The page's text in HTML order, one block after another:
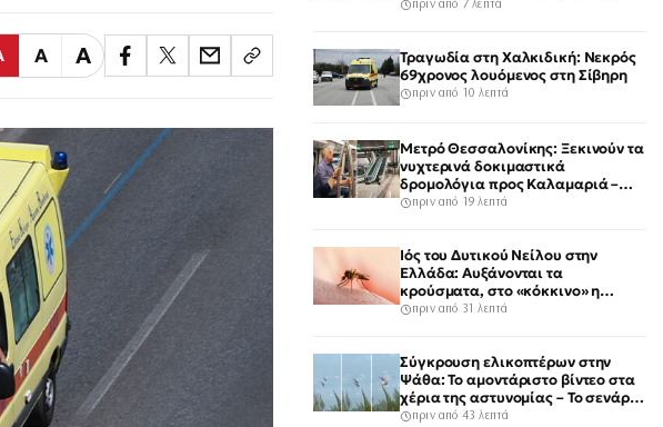
Α Α
τον πανικό
πριν από 7 λεπτά
Τραγωδία στη Χαλκιδική: Νεκρός
69χρονος λουόμενος στη Σίβηρη
πριν από 10 λεπτά
Μετρό Θεσσαλονίκης: Ξεκινούν τα
νυχτερινά δοκιμαστικά
δρομολόγια προς Καλαμαριά –
Στους νέους σταθμούς ο Νίκος
πριν από 19 λεπτά
Ιός του Δυτικού Νείλου στην
Ελλάδα: Αυξάνονται τα
κρούσματα, στο «κόκκινο» η
Αττική με τις περισσότερες
πριν από 31 λεπτά
Σύγκρουση ελικοπτέρων στην
Ψάθα: Το αμοντάριστο βίντεο στα
χέρια της αστυνομίας – Το σενάριο
για το τρίτο ελικόπτερο
πριν από 43 λεπτά